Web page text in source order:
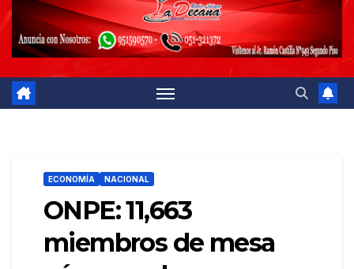
ECONOMÍA NACIONAL
ONPE: 11,663
miembros de mesa